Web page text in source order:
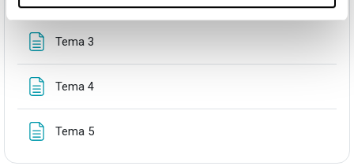
Tema 3
Tema 4Orria
Tema 5Orria